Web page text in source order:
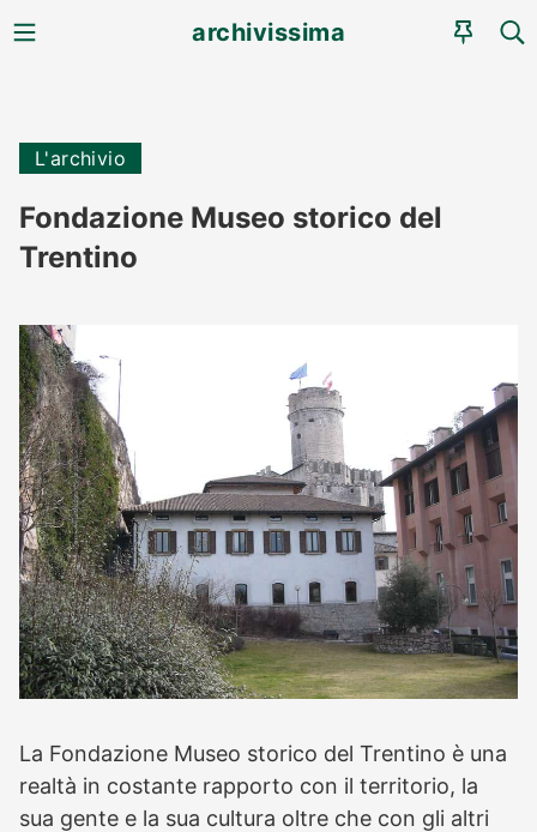
MENU archivissima
L'archivio
Fondazione Museo storico del
Trentino
La Fondazione Museo storico del Trentino è una
realtà in costante rapporto con il territorio, la
sua gente e la sua cultura oltre che con gli altri